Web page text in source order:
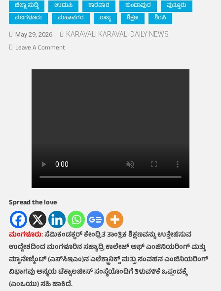
ಜಿಲ್ಲಾ ಸುದ್ದಿ ಉಡುಪಿ ಕಾರವಾರ ಕುಂದಾಪುರ
ಪುತ್ತೂರು
ಮಂಗಳೂರು
ಮಹಾನಗರ ರಾಜ್ಯ ಶಿಕ್ಷಣ ಶಿರಸಿ
May 29, 2026 KARAVALI KARAVALI DAILY NEWS
Leave A CommentOn
ಶಿಕ್ಷಣಕ್ಕೆ
Spread the love
ಮಂಗಳೂರು:ಸೆಮಿಕಂಡಕ್ಟರ್‌ ಕೇಂದ್ರಿತ ತಾಂತ್ರಿಕ ಶಿಕ್ಷಣವನ್ನು ಉತ್ತೇಜಿಸುವ
ಉದ್ದೇಶದಿಂದ ಮಂಗಳೂರಿನ ಸಹ್ಯಾದ್ರಿ ಕಾಲೇಜ್ ಆಫ್ ಎಂಜಿನಿಯರಿಂಗ್ ಮತ್ತು
ಮ್ಯಾನೇಜ್ಮೆಂಟ್‌ (ಎಸ್‌ಸಿಇಎಂ)ನ ಎಲೆಕ್ಟ್ರಾನಿಕ್ಸ್ ಮತ್ತು ಸಂವಹನ ಎಂಜಿನಿಯರಿಂಗ್
ವಿಭಾಗವು ಅನ್ಮಯ ಟೆಕ್ನಾಲಜೀಸ್ ಸಂಸ್ಥೆಯೊಂದಿಗೆ ತಿಳುವಳಿಕೆ ಒಪ್ಪಂದಕ್ಕೆ
(ಎಂಒಯು) ಸಹಿ ಹಾಕಿದೆ.